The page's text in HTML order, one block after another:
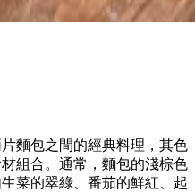
麵包之間的經典料理，其色
組合。通常，麵包的淺棕色
菜的翠綠、番茄的鮮紅、起